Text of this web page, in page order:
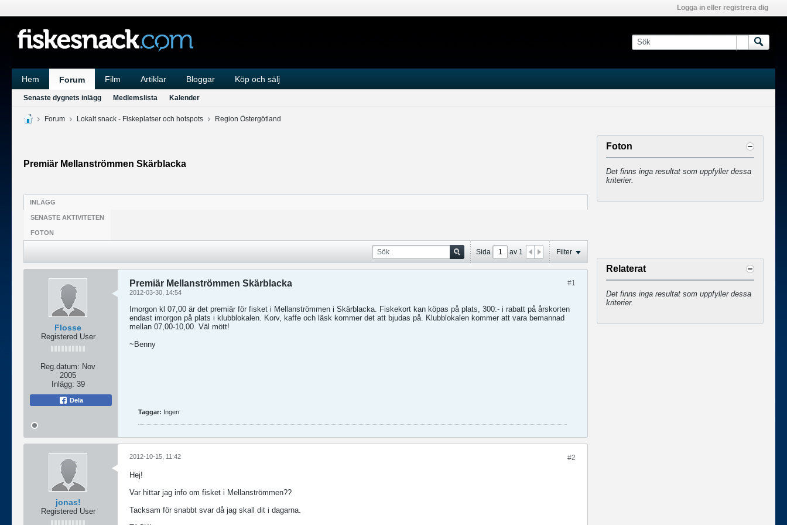
Logga in eller registrera dig
Hem Forum Film Artiklar Bloggar Köp och sälj
Senaste dygnets inlägg Medlemslista Kalender
Forum Lokalt snack - Fiskeplatser och hotspots Region Östergötland
Premiär Mellanströmmen Skärblacka
INLÄGG
SENASTE AKTIVITETEN
FOTON
Sida av 1 Filter
Flosse
Registered User
Reg.datum: Nov
2005
Inlägg: 39
Dela
#1
Premiär Mellanströmmen Skärblacka
2012-03-30, 14:54
Imorgon kl 07,00 är det premiär för fisket i Mellanströmmen i Skärblacka. Fiskekort kan köpas på plats, 300:- i rabatt på årskorten
endast imorgon på plats i klubblokalen. Korv, kaffe och läsk kommer det att bjudas på. Klubblokalen kommer att vara bemannad
mellan 07,00-10,00. Väl mött!
~Benny
Taggar: Ingen
jonas!
Registered User
#2
2012-10-15, 11:42
Hej!
Var hittar jag info om fisket i Mellanströmmen??
Tacksam för snabbt svar då jag skall dit i dagarna.
Foton
Det finns inga resultat som uppfyller dessa
kriterier.
Relaterat
Det finns inga resultat som uppfyller dessa
kriterier.